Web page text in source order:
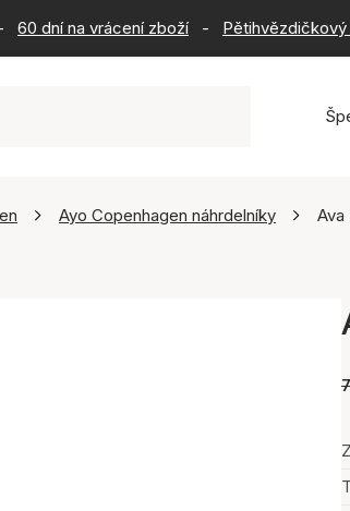
60 dní na vrácení zboží -
Ayo Copenhagen náhrdelníky Ava